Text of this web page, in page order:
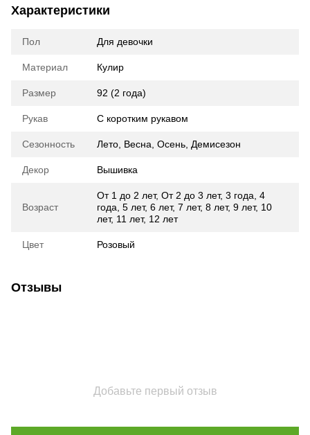
Характеристики
Пол Для девочки
Материал Кулир
Размер 92 (2 года)
Рукав С коротким рукавом
Сезонность Лето Весна Осень Демисезон
Декор Вышивка
Возраст
От 1 до 2 лет, От 2 до 3 лет, 3 года 4
года 5 лет, 6 лет, 7 лет, 8 лет, 9 лет, 10
лет, 11 лет, 12 лет
Цвет Розовый
Отзывы
Добавьте первый отзыв